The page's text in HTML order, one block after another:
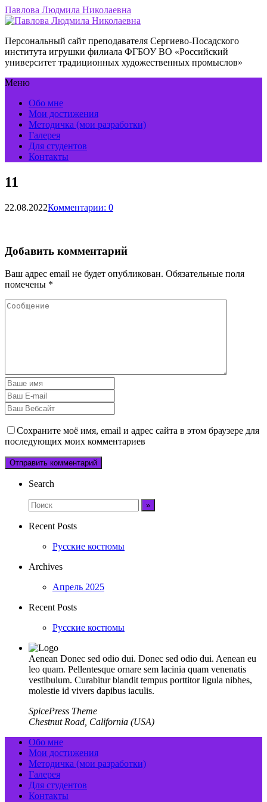
Павлова Людмила Николаевна
Персональный сайт преподавателя Сергиево-Посадского
института игрушки филиала ФГБОУ ВО «Российский
университет традиционных художественных промыслов»
Меню
Обо мне
Мои достижения
Методичка (мои разработки)
Галерея
Для студентов
Контакты
11
22.08.2022Комментарии: 0
Добавить комментарий
Ваш адрес email не будет опубликован. Обязательные поля
помечены *
Сохраните моё имя, email и адрес сайта в этом браузере для
последующих моих комментариев
Search
Recent Posts
Русские костюмы
Archives
Апрель 2025
Recent Posts
Русские костюмы
Aenean Donec sed odio dui. Donec sed odio dui. Aenean eu
leo quam. Pellentesque ornare sem lacinia quam venenatis
vestibulum. Curabitur blandit tempus porttitor ligula nibhes,
molestie id vivers dapibus iaculis.
SpicePress Theme
Chestnut Road, California (USA)
Обо мне
Мои достижения
Методичка (мои разработки)
Галерея
Для студентов
Контакты